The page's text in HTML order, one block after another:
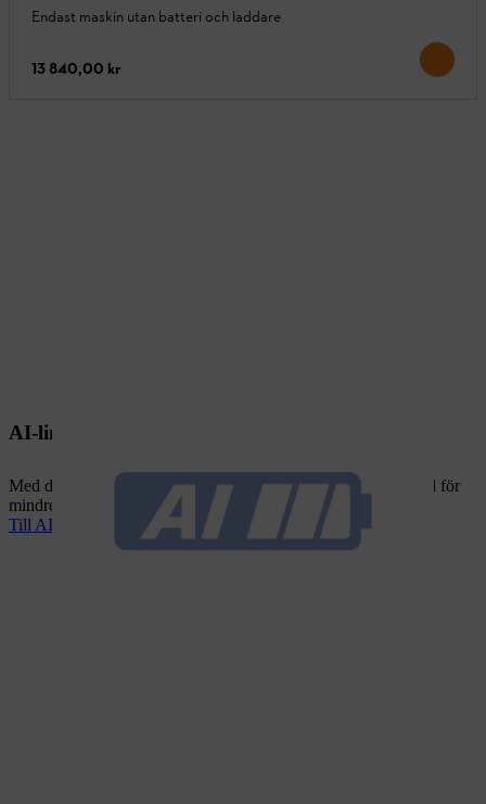
Endast maskin utan batteri och laddare
13 840,00 kr
AI-linjen: För enklare uppgifter
Med de lättanvända maskinerna i AI-linjen är du perfekt rustad för
mindre trädgårdsarbeten.
Till AI-linjen